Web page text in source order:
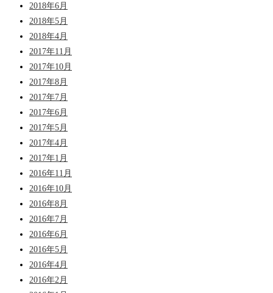
2018年6月
2018年5月
2018年4月
2017年11月
2017年10月
2017年8月
2017年7月
2017年6月
2017年5月
2017年4月
2017年1月
2016年11月
2016年10月
2016年8月
2016年7月
2016年6月
2016年5月
2016年4月
2016年2月